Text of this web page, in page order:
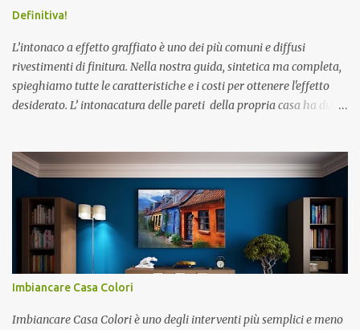
Definitiva!
L’intonaco a effetto graffiato è uno dei più comuni e diffusi
rivestimenti di finitura. Nella nostra guida, sintetica ma completa,
spieghiamo tutte le caratteristiche e i costi per ottenere l'effetto
desiderato. L’ intonacatura delle pareti della propria casa ha due
della muratura. Esiste, e non sappiamo se ne eri al corrente, una
differenza tra l’intonacatura delle pareti esterne, che deve
proteggere la muratura dagli agenti atmosferici, e l'intonacatura
di quelle interne, che permette di assorbire l’umidità all’interno
della casa. I materiali utilizzati per rivestire muri e soffitti sono gli
stessi impiegati nella realizzazione delle murature, e cioè la malta
di calce (idraulica o aerea), oppure la malta di cemento o di gesso
proteggere le pareti. Sapevi che una perfetta intonacat...
Imbiancare Сasa Сolori
Imbiancare Casa Colori è uno degli interventi più semplici e meno